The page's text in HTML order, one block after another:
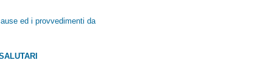
ed i provvedimenti da